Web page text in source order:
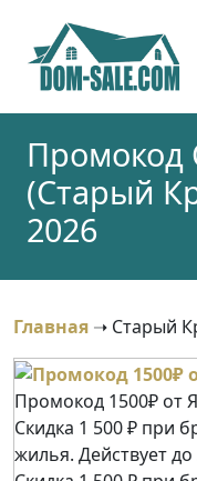
content
(Старый
2026
Главная ➝ Старый
Промокод 1500₽ от
Скидка 1 500 ₽ при
жилья. Действует до